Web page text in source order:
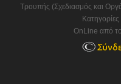
Τρουπής (Σχεδιασμός και
OnLine από